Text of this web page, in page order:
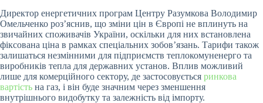
Директор енергетичних програм Центру Разумкова Володимир
Омельченко роз’яснив, що зміни цін в Європі не вплинуть на
звичайних споживачів України, оскільки для них встановлена
фіксована ціна в рамках спеціальних зобов’язань. Тарифи також
залишаться незмінними для підприємств теплокомуненерго та
виробників тепла для державних установ. Вплив можливий
лише для комерційного сектору, де застосовується ринкова
вартість на газ, і він буде значним через зменшення
внутрішнього видобутку та залежність від імпорту.